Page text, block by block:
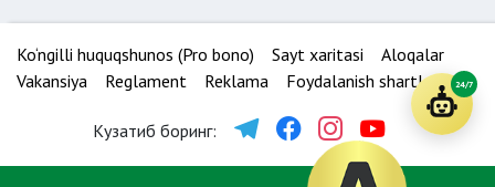
Ko‘ngilli huquqshunos (Pro bono) Sayt xaritasi
Aloqalar
Vakansiya
Reglament Reklama Foydalanish shartlari
Кузатиб боринг:
24/7